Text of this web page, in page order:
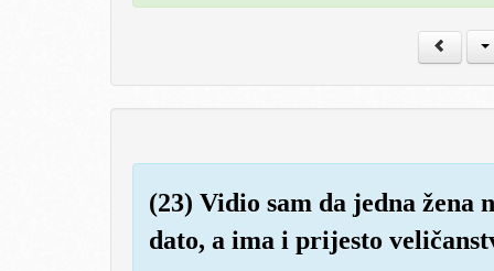
(23) Vidio sam da jedna žena
dato, a ima i prijesto